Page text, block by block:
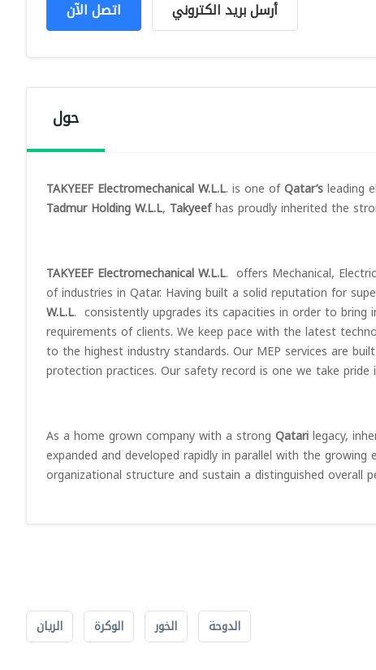
اتصل الآن أرسل بريد الكتروني
حول
TAKYEEF Electromechanical W.L.L. is one ofQatar’sleading
Tadmur Holding W.L.L, Takyeefhas proudly inherited the
TAKYEEF Electromechanical W.L.L. offers Mechanical,
of industries in Qatar. Having built a solid reputation for
W.L.L. consistently upgrades its capacities in order to
requirements of clients. We keep pace with the latest
to the highest industry standards. Our MEP services are
protection practices. Our safety record is one we take pride
As a home grown company with a strong Qatarilegacy,
expanded and developed rapidly in parallel with the
organizational structure and sustain a distinguished overall
الدوحة الخور الوكرة الريان